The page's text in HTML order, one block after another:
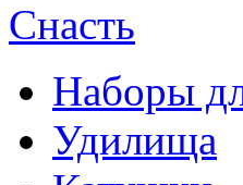
Снасть
Наборы
Удилища